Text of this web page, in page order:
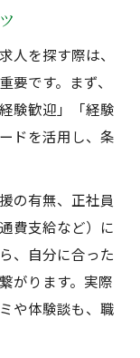
人を探す際は、
です。まず、
験歓迎」「経験
ドを活用し、条
の有無、正社員
費支給など）に
、自分に合った
がります。実際
や体験談も、職